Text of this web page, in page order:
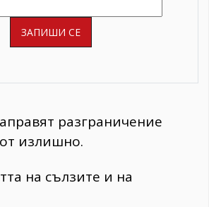
разграничение
от излишно.
на сълзите и на